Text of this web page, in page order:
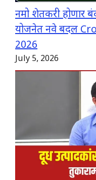
नमो शेतकरी होणार
योजनेत नवे बदल
2026
July 5, 2026